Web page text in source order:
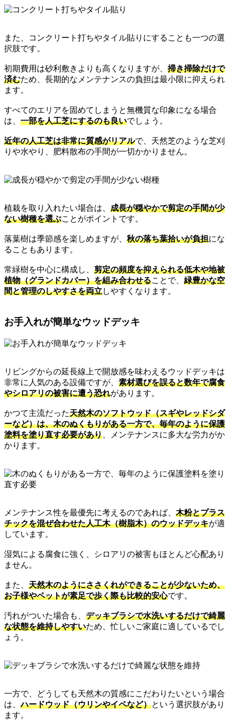
また、コンクリート打ちやタイル貼りにすることも一つの選
択肢です。
初期費用は砂利敷きよりも高くなりますが、 掃き掃除だけで
済むため、長期的なメンテナンスの負担は最小限に抑えられ
ます。
すべてのエリアを固めてしまうと無機質な印象になる場合
は、 一部を人工芝にするのも良いでしょう。
近年の人工芝は非常に質感がリアルで、天然芝のような芝刈
りや水やり、肥料散布の手間が一切かかりません。
植栽を取り入れたい場合は、 成長が穏やかで剪定の手間が少
ない樹種を選ぶことがポイントです。
落葉樹は季節感を楽しめますが、 秋の落ち葉拾いが負担にな
ることもあります。
常緑樹を中心に構成し、 剪定の頻度を抑えられる低木や地被
植物（グランドカバー）を組み合わせることで、 緑豊かな空
間と管理のしやすさを両立しやすくなります。
お手入れが簡単なウッドデッキ
リビングからの延長線上で開放感を味わえるウッドデッキは
非常に人気のある設備ですが、 素材選びを誤ると数年で腐食
やシロアリの被害に遭う恐れがあります。
かつて主流だった天然木のソフトウッド（スギやレッドシダ
ーなど）は、木のぬくもりがある一方で、毎年のように保護
塗料を塗り直す必要があり 、メンテナンスに多大な労力がか
かります。
メンテナンス性を最優先に考えるのであれば、 木粉とプラス
チックを混ぜ合わせた人工木（樹脂木）のウッドデッキが適
しています。
湿気による腐食に強く、シロアリの被害もほとんど心配あり
ません。
また、 天然木のようにささくれができることが少ないため、
お子様やペットが素足で歩く際も比較的安心です。
汚れがついた場合も、 デッキブラシで水洗いするだけで綺麗
な状態を維持しやすいため、忙しいご家庭に適しているでし
ょう。
一方で、どうしても天然木の質感にこだわりたいという場合
は、ハードウッド（ウリンやイペなど）という選択肢があり
ます。